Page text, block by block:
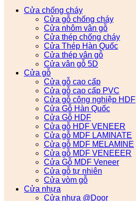
Cửa chống cháy
Cửa gỗ chống cháy
Cửa nhôm vân gỗ
Cửa thép chống cháy
Cửa Thép Hàn Quốc
Cửa thép vân gỗ
Cửa vân gỗ 5D
Cửa gỗ
Cửa gỗ cao cấp
Cửa gỗ cao cấp PVC
Cửa gỗ công nghiệp HDF
Cửa Gỗ Hàn Quốc
Cửa Gỗ HDF
Cửa gỗ HDF VENEER
Cửa gỗ MDF LAMINATE
Cửa gỗ MDF MELAMINE
Cửa gỗ MDF VENEEER
Cửa Gỗ MDF Veneer
Cửa gỗ tự nhiên
Cửa vòm gỗ
Cửa nhựa
Cửa nhựa @Door